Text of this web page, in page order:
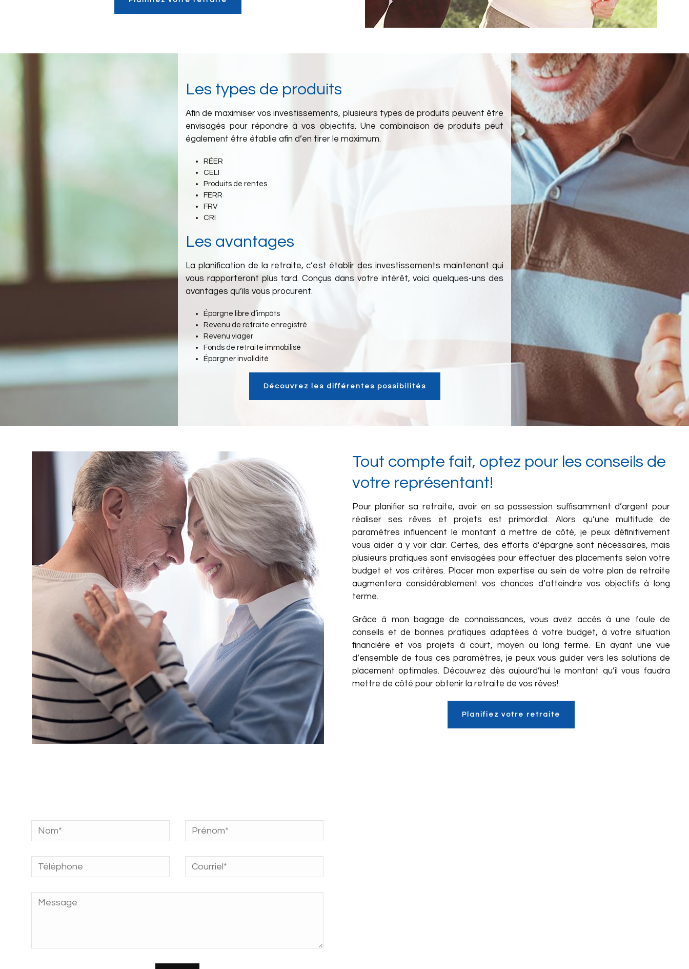
Les types de produits
Afin de maximiser vos investissements, plusieurs types de produits peuvent être
envisagés pour répondre à vos objectifs. Une combinaison de produits peut
également être établie afin d’en tirer le maximum.
RÉER
CELI
Produits de rentes
FERR
FRV
CRI
Les avantages
La planification de la retraite, c’est établir des investissements maintenant qui
vous rapporteront plus tard. Conçus dans votre intérêt, voici quelques-uns des
avantages qu’ils vous procurent.
Épargne libre d’impôts
Revenu de retraite enregistré
Revenu viager
Fonds de retraite immobilisé
Épargner invalidité
Découvrez les différentes possibilités
Tout compte fait, optez pour les conseils de
votre représentant!
Pour planifier sa retraite, avoir en sa possession suffisamment d’argent pour
réaliser ses rêves et projets est primordial. Alors qu’une multitude de
paramètres influencent le montant à mettre de côté, je peux définitivement
vous aider à y voir clair. Certes, des efforts d’épargne sont nécessaires, mais
plusieurs pratiques sont envisagées pour effectuer des placements selon votre
budget et vos critères. Placer mon expertise au sein de votre plan de retraite
augmentera considérablement vos chances d’atteindre vos objectifs à long
terme.
Grâce à mon bagage de connaissances, vous avez accès à une foule de
conseils et de bonnes pratiques adaptées à votre budget, à votre situation
financière et vos projets à court, moyen ou long terme. En ayant une vue
d’ensemble de tous ces paramètres, je peux vous guider vers les solutions de
placement optimales. Découvrez dès aujourd’hui le montant qu’il vous faudra
mettre de côté pour obtenir la retraite de vos rêves!
Planifiez votre retraite